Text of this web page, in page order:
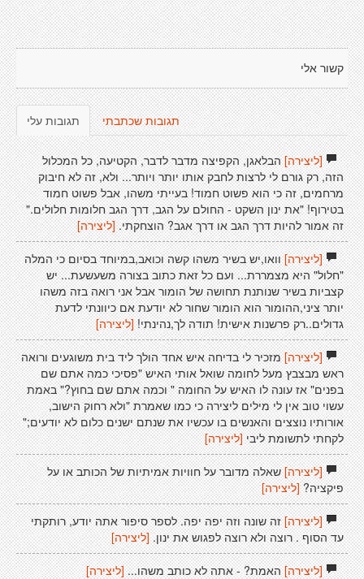
קשור אלי
תגובות עלי תגובות שכתבתי
[ליצירה]הבלאגן, הקפיצה מדבר לדבר, הקטיעה, כל המכלול
הזה, רק גורם לי לרצות לחבק אותו יותר ויותר... ולא, זה לא חיבוק
מרחמים, זה כי הוא פשוט חמוד! בעייתי משהו, אבל פשוט חמוד
בטירוף! "את ינון השקט - החולם על הגב, דרך הגב חלומות חלולים."
זה אמור להיות דרך הגב או דרך אגב? הוצחקתי.[ליצירה]
[ליצירה]וואו,יש בשיר משהו קשה וכואב,במיוחד בסיום כי המלה
"חלול" היא מצמררת... ועם כל זאת כתוב בצורה משעשעת... יש
קצביות בשיר שנותנת תחושה של הומור אבל אני רואה בזה משהו
יותר ציני,ההומור הוא הומור שחור לא יודעת אם כיוונתי לדעת
גדולים..רק פרשנות אישית! תודה לך,נהינתי! [ליצירה]
[ליצירה]מזכיר לי בדיחה איש אחד הולך ליד בית משוגעים ורואה
ראש מבצבץ מעל לחומה שואל אותי האיש "פסיכי כמה אתם שם
בפנים" אז עונה לו האיש על החומה " וכמה אתם שם בחוץ?" באמת
עשוי טוב אין לי מילים ליצירה כי כמו שאמרת "ולא רחוק הישוב,
אורותיו נוצצים והאנשים בו עכשיו את שנתם ישנים כלום לא יודעים;"
לקחתי לתשומת ליבי [ליצירה]
[ליצירה]שאלה מדובר על חוויות אמיתיות של הכותב או על
פיקציה? [ליצירה]
[ליצירה]זה שונה וזה יפה יפה. לספר סיפור אתה יודע, רותקתי
עד הסוף . רוצה ולא רוצה לפגוש את ינון. [ליצירה]
[ליצירה]האמת? - אתה לא כותב משהו... [ליצירה]